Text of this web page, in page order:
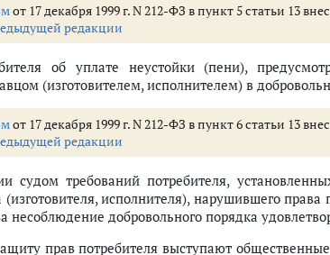
от 17 декабря 1999 г. N 212-ФЗ в пункт 5 статьи 13
редакции
об уплате неустойки (пени),
(изготовителем, исполнителем) в
от 17 декабря 1999 г. N 212-ФЗ в пункт 6 статьи 13
редакции
судом требований потребителя,
исполнителя), нарушившего
несоблюдение добровольного порядка
прав потребителя выступают